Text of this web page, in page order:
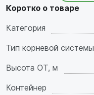
Коротко о товаре
Категория
Тип корневой системы
Высота ОТ, м
Контейнер